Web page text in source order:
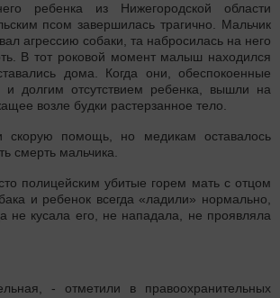
ребенка из Нижегородской области
псом завершилась трагично. Мальчик
агрессию собаки, та набросилась на него
В тот роковой момент малыш находился
дома. Когда они, обеспокоенные
долгим отсутствием ребенка, вышли на
возле будки растерзанное тело.
скорую помощь, но медикам оставалось
смерть мальчика.
полицейским убитые горем мать с отцом
и ребенок всегда «ладили» нормально,
не кусала его, не нападала, не проявляла
- отметили в правоохранительных